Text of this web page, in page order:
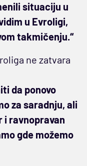
situaciju u
u Evroligi,
takmičenju.“
ne zatvara
da ponovo
za saradnju, ali
i ravnopravan
gde možemo